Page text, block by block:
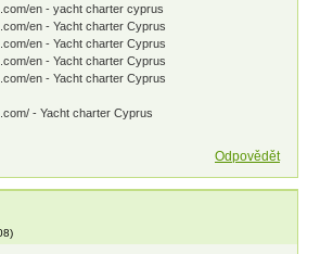
en - yacht charter cyprus
en - Yacht charter Cyprus
en - Yacht charter Cyprus
en - Yacht charter Cyprus
en - Yacht charter Cyprus
- Yacht charter Cyprus
Odpovědět
)